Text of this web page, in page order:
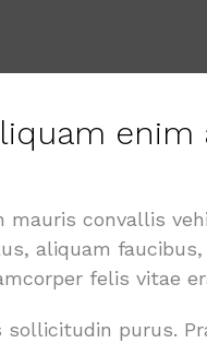
mauris convallis
aliquam faucibus,
felis vitae
sollicitudin purus.